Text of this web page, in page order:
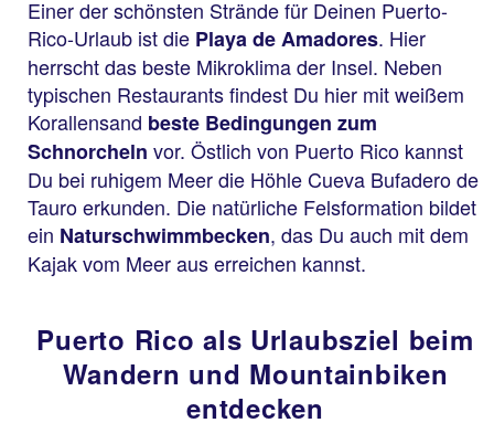
Einer der schönsten Strände für Deinen Puerto-
Rico-Urlaub ist die Playa de Amadores. Hier
herrscht das beste Mikroklima der Insel. Neben
typischen Restaurants findest Du hier mit weißem
Korallensand beste Bedingungen zum
Schnorcheln vor. Östlich von Puerto Rico kannst
Du bei ruhigem Meer die Höhle Cueva Bufadero de
Tauro erkunden. Die natürliche Felsformation bildet
ein Naturschwimmbecken, das Du auch mit dem
Kajak vom Meer aus erreichen kannst.
Puerto Rico als Urlaubsziel beim
Wandern und Mountainbiken
entdecken